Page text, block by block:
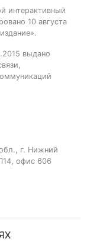
интерактивный
10 августа
выдано
г. Нижний
офис 606